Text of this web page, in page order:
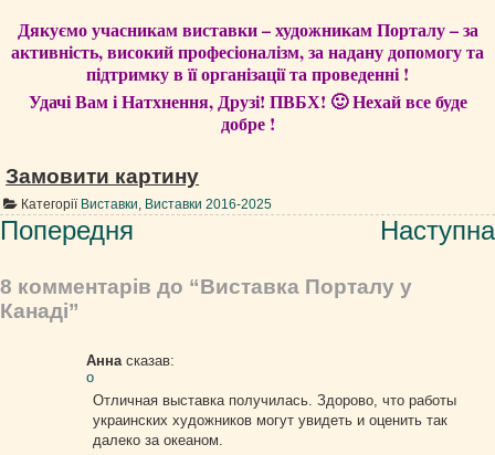
Дякуємо учасникам виставки – художникам Порталу – за
активність, високий професіоналізм, за надану допомогу та
підтримку в її організації та проведенні !
Удачі Вам і Натхнення, Друзі! ПВБХ! 🙂 Нехай все буде
добре !
Замовити картину
Категорії Виставки, Виставки 2016-2025
Навігація
записів
Попередня Наступна
8 комментарів до “Виставка Порталу у
Канаді”
Анна сказав:
о
Отличная выставка получилась. Здорово, что работы
украинских художников могут увидеть и оценить так
далеко за океаном.